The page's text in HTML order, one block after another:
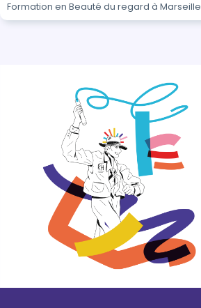
Formation en Beauté du regard à Marseille